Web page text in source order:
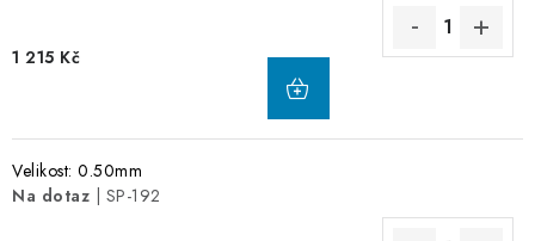
1 215 Kč
Velikost: 0.50mm
Na dotaz
| SP-192